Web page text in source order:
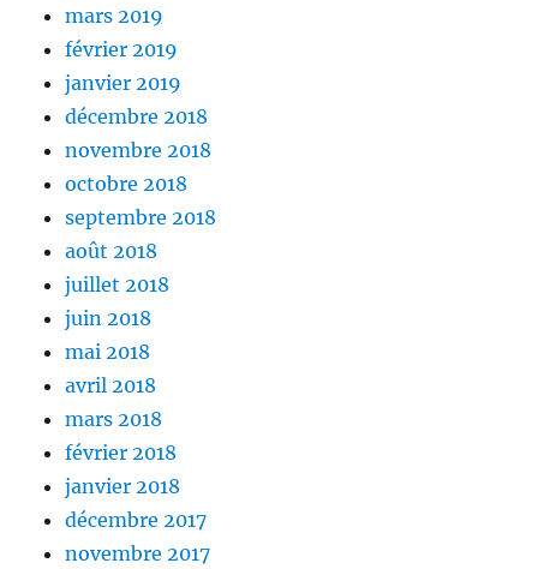
mars 2019
février 2019
janvier 2019
décembre 2018
novembre 2018
octobre 2018
septembre 2018
août 2018
juillet 2018
juin 2018
mai 2018
avril 2018
mars 2018
février 2018
janvier 2018
décembre 2017
novembre 2017